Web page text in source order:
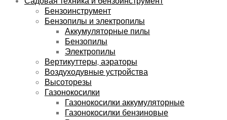
Бензоинструмент
Бензопилы и электропилы
Аккумуляторные пилы
Бензопилы
Электропилы
Вертикуттеры, аэраторы
Воздуходувные устройства
Высоторезы
Газонокосилки
Газонокосилки аккумуляторные
Газонокосилки бензиновые